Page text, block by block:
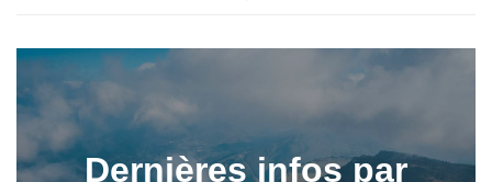
Dernières infos par